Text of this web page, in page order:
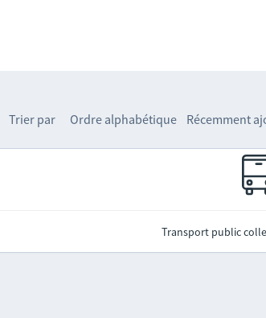
Trier par Ordre alphabétique Récemment
Transport public